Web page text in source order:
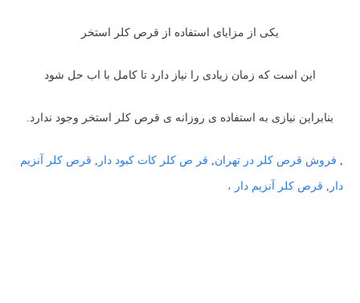
یکی از مزایای استفاده از قرص کلر استخر
این است که زمان زیادی را نیاز دارد تا کامل با اب حل شود
بنابراین نیازی به استفاده ی روزانه ی قرص کلر استخر وجود ندارد.
, فروش قرص کلر در تهران, قر ص کلر کات کبود دار , قرص کلر آنزیم
دار , قرص کلر آنزیم دار ،